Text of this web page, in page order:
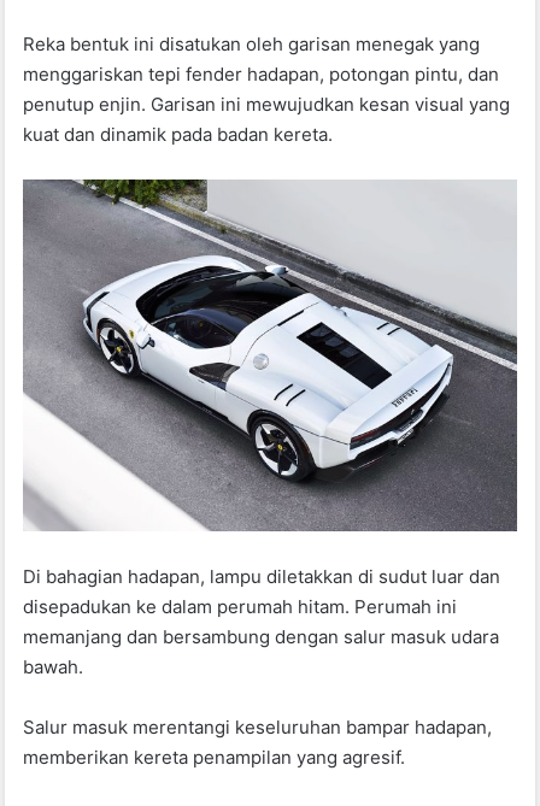
Reka bentuk ini disatukan oleh garisan menegak yang
menggariskan tepi fender hadapan, potongan pintu, dan
penutup enjin. Garisan ini mewujudkan kesan visual yang
kuat dan dinamik pada badan kereta.
Di bahagian hadapan, lampu diletakkan di sudut luar dan
disepadukan ke dalam perumah hitam. Perumah ini
memanjang dan bersambung dengan salur masuk udara
bawah.
Salur masuk merentangi keseluruhan bampar hadapan,
memberikan kereta penampilan yang agresif.